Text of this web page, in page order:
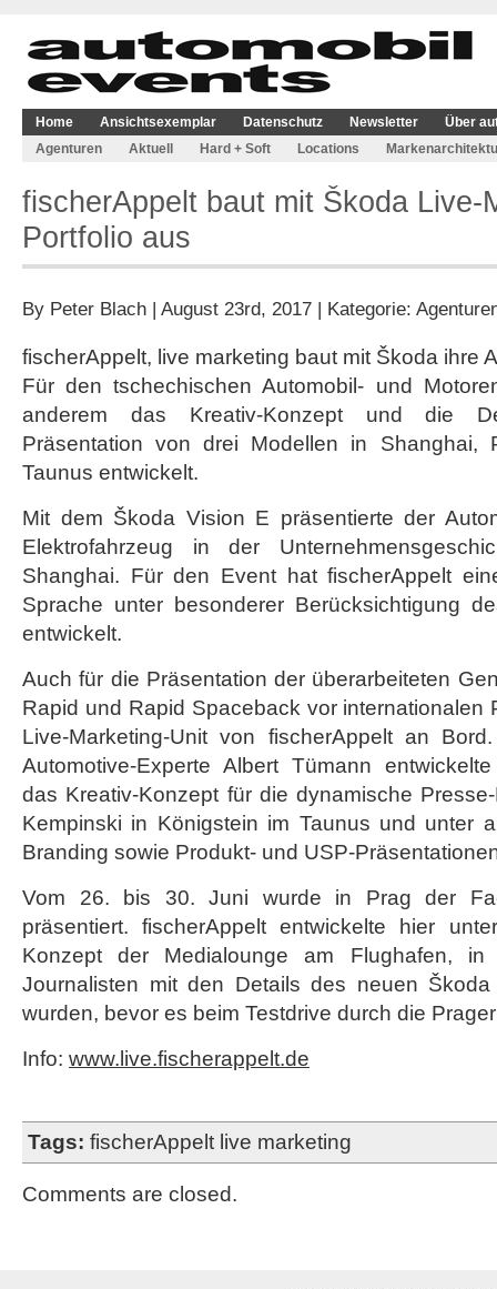
Home Ansichtsexemplar Datenschutz Newsletter
Über
Agenturen
Aktuell Hard + Soft Locations
fischerAppelt baut mit Škoda Live-
Portfolio aus
By Peter Blach | August 23rd, 2017 | Kategorie:
fischerAppelt, live marketing baut mit Škoda ihre
Für den tschechischen Automobil- und
anderem das Kreativ-Konzept und die
Präsentation von drei Modellen in Shanghai,
Taunus entwickelt.
Mit dem Škoda Vision E präsentierte der
Elektrofahrzeug in der
Shanghai. Für den Event hat fischerAppelt
Sprache unter besonderer Berücksichtigung
entwickelt.
Auch für die Präsentation der überarbeiteten
Rapid und Rapid Spaceback vor internationalen
Live-Marketing-Unit von fischerAppelt an
Automotive-Experte Albert Tümann
das Kreativ-Konzept für die dynamische
Kempinski in Königstein im Taunus und unter
Branding sowie Produkt- und USP-
Vom 26. bis 30. Juni wurde in Prag der
präsentiert. fischerAppelt entwickelte hier
Konzept der Medialounge am Flughafen, in
Journalisten mit den Details des neuen
wurden, bevor es beim Testdrive durch die
Info: www.live.fischerappelt.de
Tags: fischerAppelt live marketing
Comments are closed.